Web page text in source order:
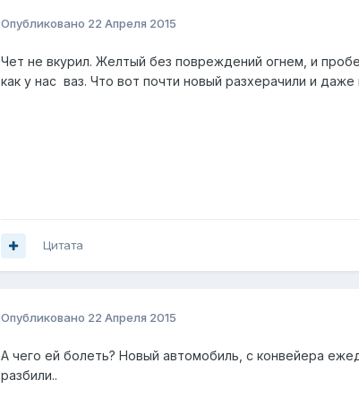
Опубликовано 22 Апреля 2015
Чет не вкурил. Желтый без повреждений огнем, и
как у нас ваз. Что вот почти новый разхерачили и
Цитата
Опубликовано 22 Апреля 2015
А чего ей болеть? Новый автомобиль, с конвейера
разбили..